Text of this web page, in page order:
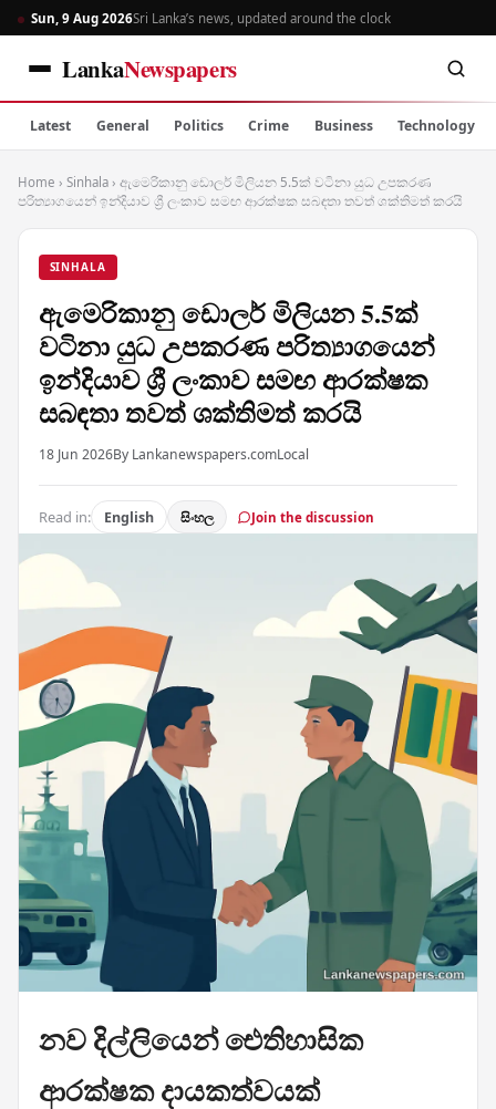
Sun, 9 Aug 2026Sri Lanka’s news, updated around the clock
LankaNewspapers
Latest General Politics Crime Business Technology
Home › Sinhala › ඇමෙරිකානු ඩොලර් මිලියන 5.5ක් වටිනා යුධ උපකරණ
පරිත්‍යාගයෙන් ඉන්දියාව ශ්‍රී ලංකාව සමඟ ආරක්ෂක සබඳතා තවත් ශක්තිමත් කරයි
SINHALA
ඇමෙරිකානු ඩොලර් මිලියන 5.5ක්
වටිනා යුධ උපකරණ පරිත්‍යාගයෙන්
ඉන්දියාව ශ්‍රී ලංකාව සමඟ ආරක්ෂක
සබඳතා තවත් ශක්තිමත් කරයි
18 Jun 2026By Lankanewspapers.comLocal
Read in: English සිංහල Join the discussion
නව දිල්ලියෙන් ඓතිහාසික
ආරක්ෂක දායකත්වයක්